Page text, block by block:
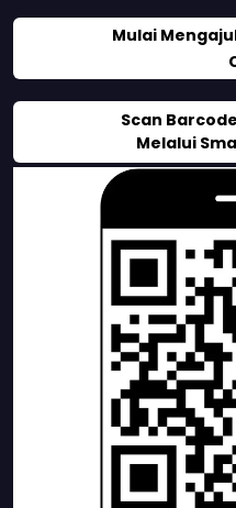
Mulai
Scan
Melalui